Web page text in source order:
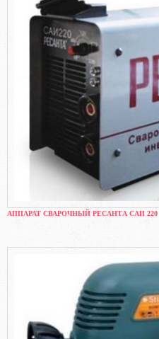
АППАРАТ СВАРОЧНЫЙ РЕСАНТА САИ 220